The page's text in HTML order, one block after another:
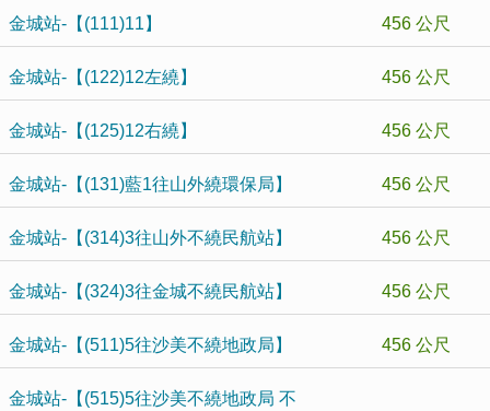
金城站-【(111)11】 456 公尺
金城站-【(122)12左繞】 456 公尺
金城站-【(125)12右繞】 456 公尺
金城站-【(131)藍1往山外繞環保局】 456 公尺
金城站-【(314)3往山外不繞民航站】 456 公尺
金城站-【(324)3往金城不繞民航站】 456 公尺
金城站-【(511)5往沙美不繞地政局】 456 公尺
金城站-【(515)5往沙美不繞地政局 不